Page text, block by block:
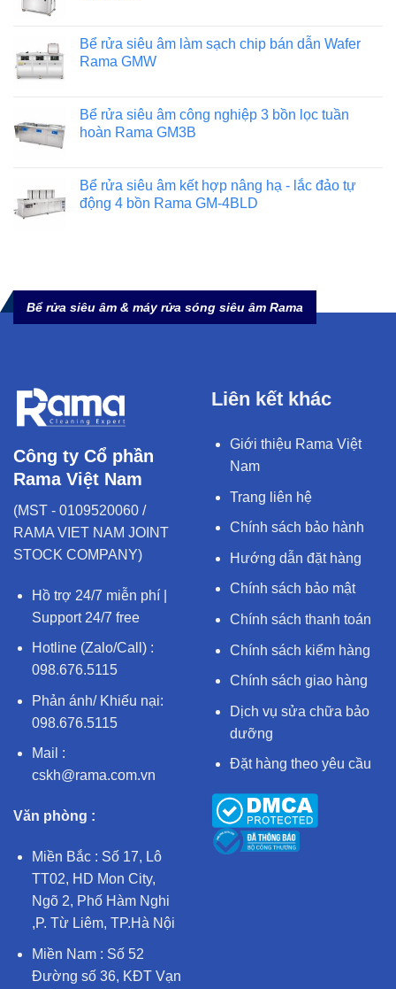
Bể rửa siêu âm làm sạch chip bán dẫn Wafer
Rama GMW
Bể rửa siêu âm công nghiệp 3 bồn lọc tuần
hoàn Rama GM3B
Bể rửa siêu âm kết hợp nâng hạ - lắc đảo tự
động 4 bồn Rama GM-4BLD
Bể rửa siêu âm & máy rửa sóng siêu âm Rama
Công ty Cổ phần
Rama Việt Nam
(MST - 0109520060 /
RAMA VIET NAM JOINT
STOCK COMPANY)
Hồ trợ 24/7 miễn phí |
Support 24/7 free
Hotline (Zalo/Call) :
098.676.5115
Phản ánh/ Khiếu nại:
098.676.5115
Mail :
cskh@rama.com.vn
Văn phòng :
Miền Bắc : Số 17, Lô
TT02, HD Mon City,
Ngõ 2, Phố Hàm Nghi
,P. Từ Liêm, TP.Hà Nội
Miền Nam : Số 52
Đường số 36, KĐT Vạn
Liên kết khác
Giới thiệu Rama Việt
Nam
Trang liên hệ
Chính sách bảo hành
Hướng dẫn đặt hàng
Chính sách bảo mật
Chính sách thanh toán
Chính sách kiểm hàng
Chính sách giao hàng
Dịch vụ sửa chữa bảo
dưỡng
Đặt hàng theo yêu cầu